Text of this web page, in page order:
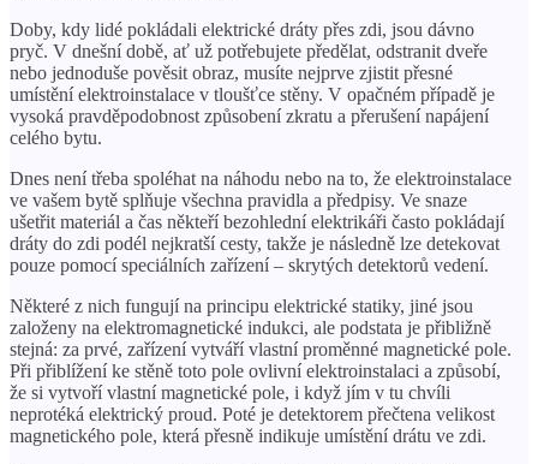
Doby, kdy lidé pokládali elektrické dráty přes zdi, jsou dávno
pryč. V dnešní době, ať už potřebujete předělat, odstranit dveře
nebo jednoduše pověsit obraz, musíte nejprve zjistit přesné
umístění elektroinstalace v tloušťce stěny. V opačném případě je
vysoká pravděpodobnost způsobení zkratu a přerušení napájení
celého bytu.
Dnes není třeba spoléhat na náhodu nebo na to, že elektroinstalace
ve vašem bytě splňuje všechna pravidla a předpisy. Ve snaze
ušetřit materiál a čas někteří bezohlední elektrikáři často pokládají
dráty do zdi podél nejkratší cesty, takže je následně lze detekovat
pouze pomocí speciálních zařízení – skrytých detektorů vedení.
Některé z nich fungují na principu elektrické statiky, jiné jsou
založeny na elektromagnetické indukci, ale podstata je přibližně
stejná: za prvé, zařízení vytváří vlastní proměnné magnetické pole.
Při přiblížení ke stěně toto pole ovlivní elektroinstalaci a způsobí,
že si vytvoří vlastní magnetické pole, i když jím v tu chvíli
neprotéká elektrický proud. Poté je detektorem přečtena velikost
magnetického pole, která přesně indikuje umístění drátu ve zdi.